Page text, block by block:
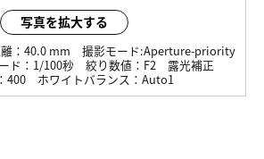
写真を拡大する
： 40.0 mm 撮影モード:Aperture-priority
ド： 1/100秒 絞り数値： F2
露光補正
400 ホワイトバランス： Auto1